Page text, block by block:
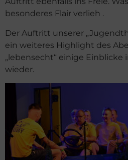
besonderes Flair verlieh .
Der Auftritt unserer
ein weiteres Highlight des
„lebensecht“ einige Einblicke
wieder.